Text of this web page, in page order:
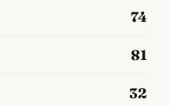
74
81
32